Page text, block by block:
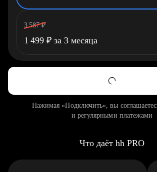
3 587 ₽
1 499 ₽ за 3 месяца
Нажимая «Подключить», вы
и регулярными платежами
Что даёт hh PRO